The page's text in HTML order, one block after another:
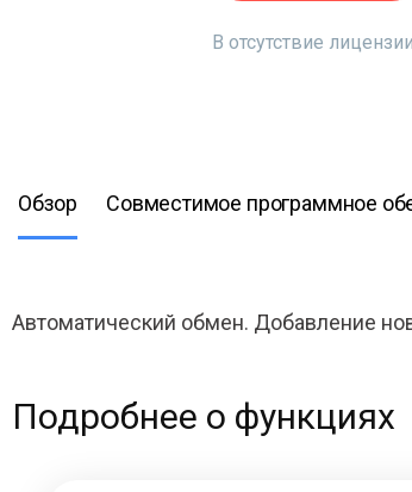
В отсутствие
Обзор Совместимое программное
Автоматический обмен. Добавление
Подробнее о функциях